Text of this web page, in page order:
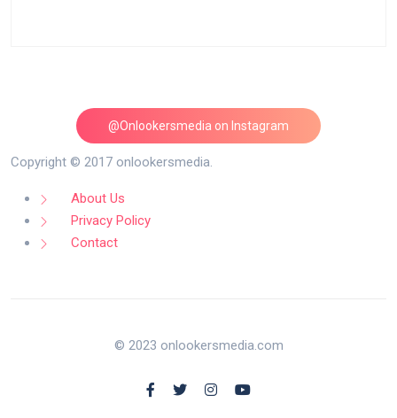
@Onlookersmedia on Instagram
Follow on Instagram
Copyright © 2017 onlookersmedia.
About Us
Privacy Policy
Contact
© 2023 onlookersmedia.com